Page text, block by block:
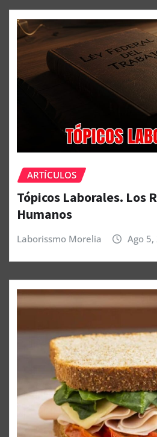
ARTÍCULOS
Tópicos Laborales. Los
Humanos
Laborissmo Morelia Ago 5,